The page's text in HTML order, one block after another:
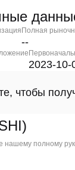
Полная
--
2023-10-
чтобы
полному